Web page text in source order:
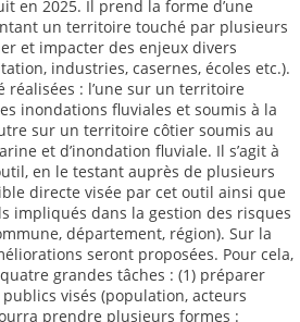
en 2025. Il prend la forme d’une
un territoire touché par plusieurs
et impacter des enjeux divers
industries, casernes, écoles etc.).
réalisées : l’une sur un territoire
inondations fluviales et soumis à la
sur un territoire côtier soumis au
et d’inondation fluviale. Il s’agit à
en le testant auprès de plusieurs
directe visée par cet outil ainsi que
impliqués dans la gestion des risques
département, région). Sur la
seront proposées. Pour cela,
grandes tâches : (1) préparer
visés (population, acteurs
prendre plusieurs formes :